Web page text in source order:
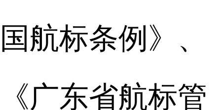
国航标条例》、
《广东省航标管